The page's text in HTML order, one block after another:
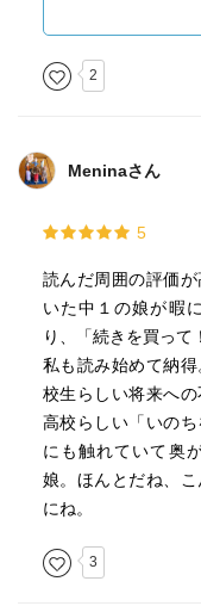
叶うにしろ、叶わな
夢を持つという事は、
同時に現実と
覚悟する事だと思う
すね。
夢がないという若者
また若者でなくても
それは覚悟がないこ
成功失敗ではなく受
失敗を失敗のまま受
2
Meninaさん
5
読んだ周囲の評価
いた中１の娘が暇
り、「続きを買って
私も読み始めて納
校生らしい将来へ
高校らしい「いの
にも触れていて奥
娘。ほんとだね、
にね。
3